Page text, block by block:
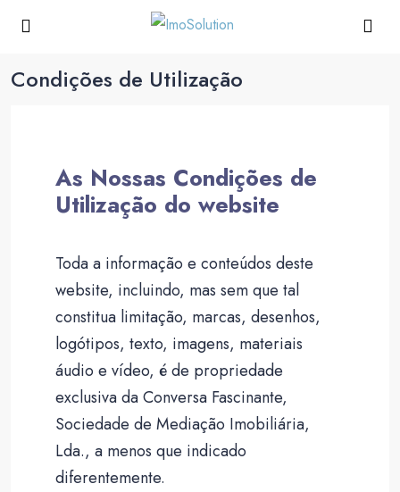
Condições de Utilização
As Nossas Condições de
Utilização do website
Toda a informação e conteúdos deste
website, incluindo, mas sem que tal
constitua limitação, marcas, desenhos,
logótipos, texto, imagens, materiais
áudio e vídeo, é de propriedade
exclusiva da Conversa Fascinante,
Sociedade de Mediação Imobiliária,
Lda., a menos que indicado
diferentemente.